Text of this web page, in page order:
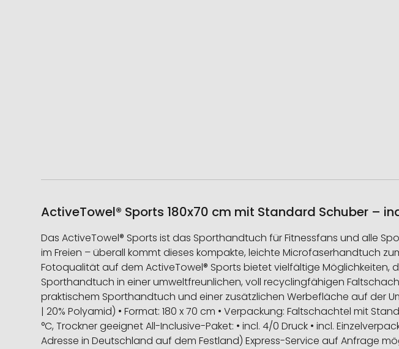
ActiveTowel® Sports 180x70 cm mit Standard Schuber –
Das ActiveTowel® Sports ist das Sporthandtuch für Fitnessfans und alle
im Freien – überall kommt dieses kompakte, leichte Microfaserhandtuch
Fotoqualität auf dem ActiveTowel® Sports bietet vielfältige
Sporthandtuch in einer umweltfreunlichen, voll recyclingfähigen
praktischem Sporthandtuch und einer zusätzlichen Werbefläche auf der
| 20% Polyamid) • Format: 180 x 70 cm • Verpackung: Faltschachtel mit
°C, Trockner geeignet All-Inclusive-Paket: • incl. 4/0 Druck • incl.
Adresse in Deutschland auf dem Festland) Express-Service auf Anfrage